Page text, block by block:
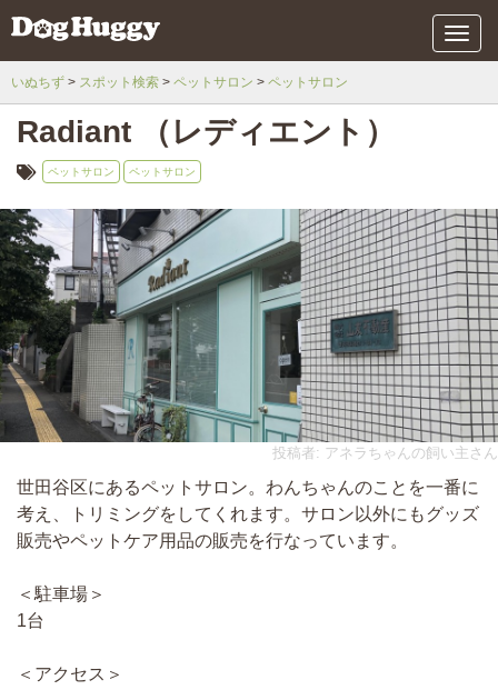
メ
ニ
いぬちず スポット検索 ペットサロン ペットサロン
Radiant （レディエント）
ペットサロン ペットサロン
投稿者: アネラちゃんの飼い主さん
世田谷区にあるペットサロン。わんちゃんのことを一番に
考え、トリミングをしてくれます。サロン以外にもグッズ
販売やペットケア用品の販売を行なっています。
＜駐車場＞
1台
＜アクセス＞